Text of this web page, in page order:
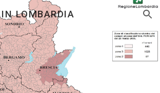
Skip to navigation
LOMBARDIA